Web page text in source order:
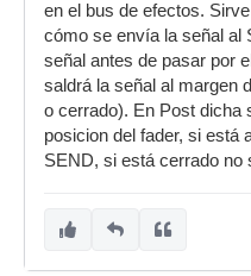
en el bus de efectos.
cómo se envía la señal al
señal antes de pasar por
saldrá la señal al margen
o cerrado). En Post dicha
posicion del fader, si está
SEND, si está cerrado no